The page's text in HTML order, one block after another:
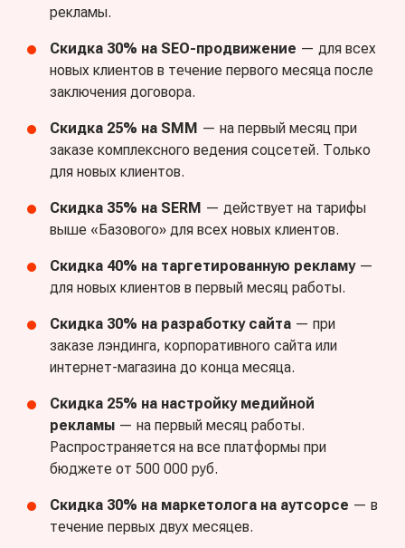
рекламы.
Скидка 30% на SEO-продвижение — для всех
новых клиентов в течение первого месяца после
заключения договора.
Скидка 25% на SMM — на первый месяц при
заказе комплексного ведения соцсетей. Только
для новых клиентов.
Скидка 35% на SERM — действует на тарифы
выше «Базового» для всех новых клиентов.
Скидка 40% на таргетированную рекламу—
для новых клиентов в первый месяц работы.
Скидка 30% на разработку сайта — при
заказе лэндинга, корпоративного сайта или
интернет-магазина до конца месяца.
Скидка 25% на настройку медийной
рекламы — на первый месяц работы.
Распространяется на все платформы при
бюджете от 500 000 руб.
Скидка 30% на маркетолога на аутсорсе — в
течение первых двух месяцев.